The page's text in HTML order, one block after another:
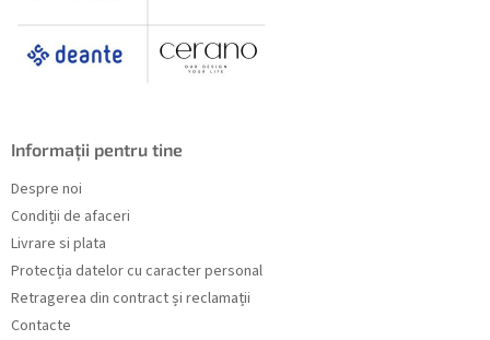
Informații pentru tine
Despre noi
Condiții de afaceri
Livrare si plata
Protecția datelor cu caracter personal
Retragerea din contract și reclamații
Contacte